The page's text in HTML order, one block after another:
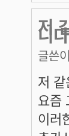
저
니
글쓴
저
요즘
이러